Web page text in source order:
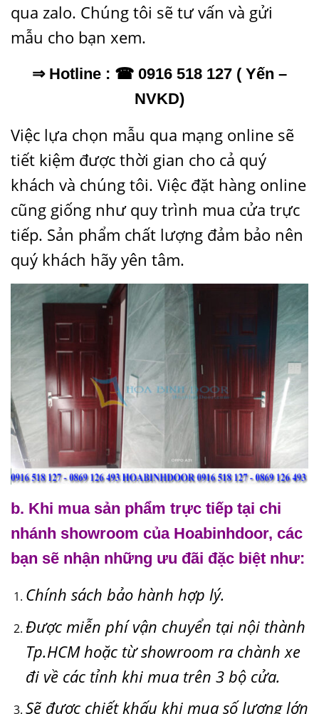
qua zalo. Chúng tôi sẽ tư vấn và gửi
mẫu cho bạn xem.
⇒ Hotline : ☎ 0916 518 127 ( Yến –
NVKD)
Việc lựa chọn mẫu qua mạng online sẽ
tiết kiệm được thời gian cho cả quý
khách và chúng tôi. Việc đặt hàng online
cũng giống như quy trình mua cửa trực
tiếp. Sản phẩm chất lượng đảm bảo nên
quý khách hãy yên tâm.
b. Khi mua sản phẩm trực tiếp tại chi
nhánh showroom của Hoabinhdoor, các
bạn sẽ nhận những ưu đãi đặc biệt như:
Chính sách bảo hành hợp lý.
Được miễn phí vận chuyển tại nội thành
Tp.HCM hoặc từ showroom ra chành xe
đi về các tỉnh khi mua trên 3 bộ cửa.
Sẽ được chiết khấu khi mua số lượng lớn